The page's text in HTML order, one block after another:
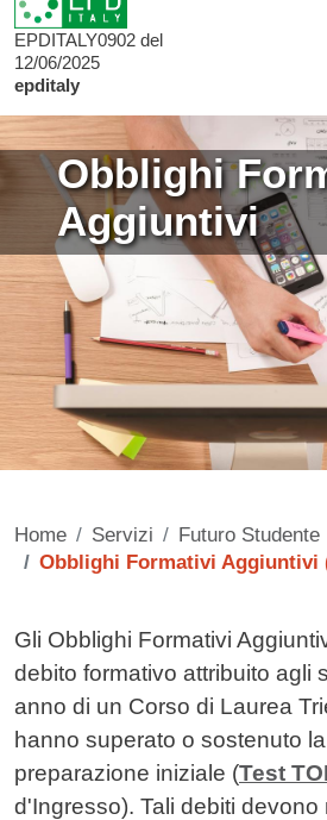
EPDITALY0902 del
12/06/2025
epditaly
Image
Obblighi
Aggiuntivi
Home Servizi
Futuro Studente
Obblighi Formativi Aggiuntivi
Contenuto
Gli Obblighi Formativi
debito formativo attribuito agli
anno di un Corso di Laurea
hanno superato o sostenuto
preparazione iniziale (Test
d'Ingresso). Tali debiti